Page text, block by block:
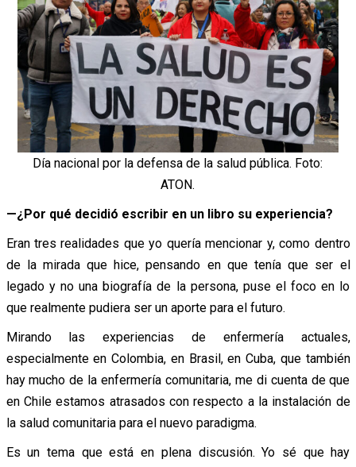
Día nacional por la defensa de la salud pública. Foto:
ATON.
—¿Por qué decidió escribir en un libro su experiencia?
Eran tres realidades que yo quería mencionar y, como dentro
de la mirada que hice, pensando en que tenía que ser el
legado y no una biografía de la persona, puse el foco en lo
que realmente pudiera ser un aporte para el futuro.
Mirando las experiencias de enfermería actuales,
especialmente en Colombia, en Brasil, en Cuba, que también
hay mucho de la enfermería comunitaria, me di cuenta de que
en Chile estamos atrasados con respecto a la instalación de
la salud comunitaria para el nuevo paradigma.
Es un tema que está en plena discusión. Yo sé que hay